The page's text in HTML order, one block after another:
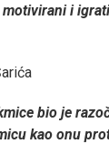
i
bio je
kao onu